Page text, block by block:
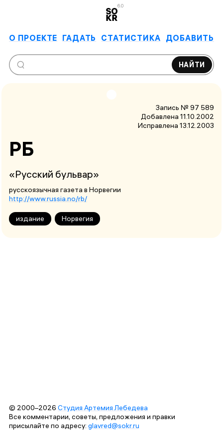
6.0
О ПРОЕКТЕ ГАДАТЬ СТАТИСТИКА ДОБАВИТЬ
НАЙТИ
Запись № 97 589
Добавлена 11.10.2002
Исправлена 13.12.2003
РБ
«Русский бульвар»
русскоязычная газета в Норвегии
http://www.russia.no/rb/
издание Норвегия
© 2000–2026 Студия Артемия Лебедева
Все комментарии, советы, предложения и правки
присылайте по адресу: glavred@sokr.ru